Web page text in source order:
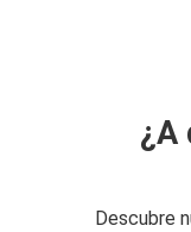
¿A
Descubre